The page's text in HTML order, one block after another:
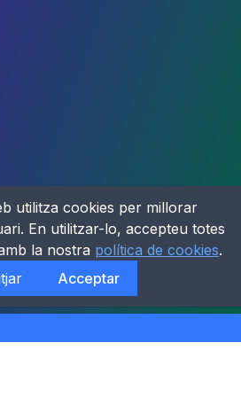
utilitza cookies per millorar
En utilitzar-lo, accepteu totes
la nostra política de cookies.
Acceptar